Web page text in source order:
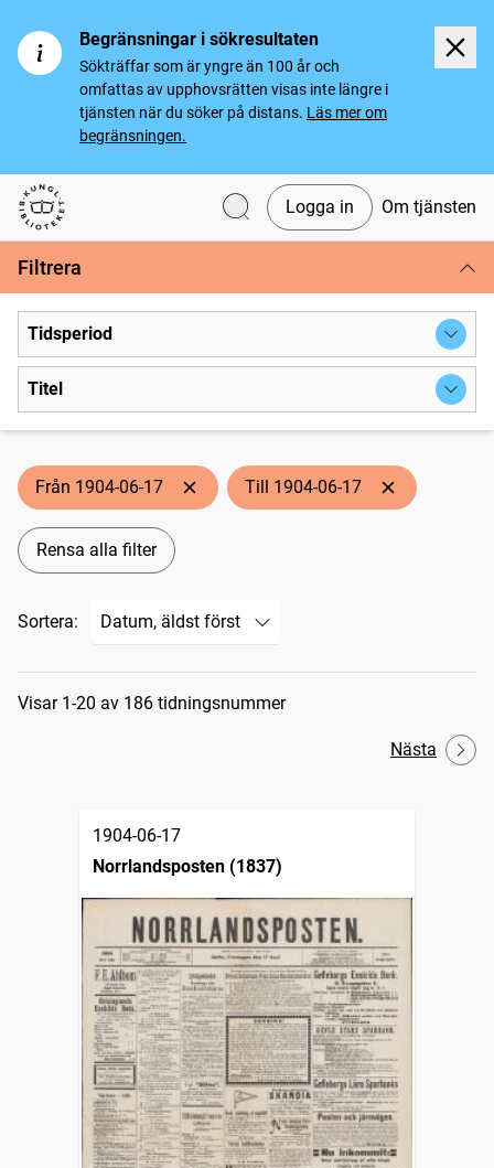
Begränsningar i sökresultaten
Sökträffar som är yngre än 100 år och
omfattas av upphovsrätten visas inte längre i
tjänsten när du söker på distans. Läs mer om
begränsningen.
Svenska tidningar
Logga in Om tjänsten
Filtrera
Tidsperiod
Titel
Från 1904-06-17 Till 1904-06-17
Rensa alla filter
Sortera:
Sökresultat
Visar 1-20 av 186 tidningsnummer
Nästa
1904-06-17
Norrlandsposten (1837)